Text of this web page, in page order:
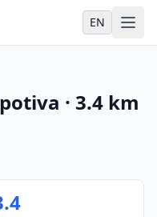
EN
· 3.4 km